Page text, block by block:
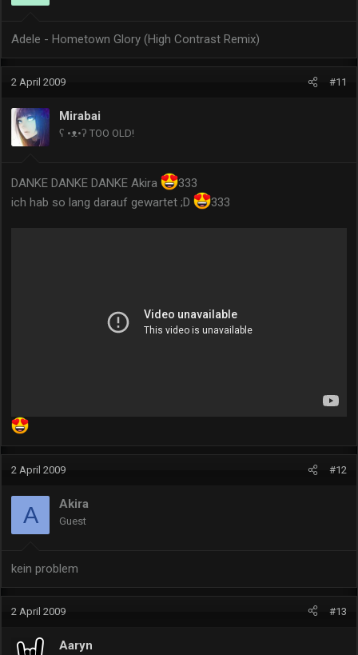
Adele - Hometown Glory (High Contrast Remix)
2 April 2009 #11
Mirabai
ʕ •ᴥ•ʔ TOO OLD!
DANKE DANKE DANKE Akira
333
ich hab so lang darauf gewartet ;D
333
2 April 2009 #12
A Akira
Guest
kein problem
2 April 2009 #13
Aaryn